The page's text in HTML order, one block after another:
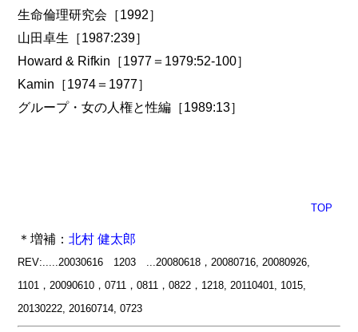
生命倫理研究会［1992］
山田卓生［1987:239］
Howard & Rifkin［1977＝1979:52-100］
Kamin［1974＝1977］
グループ・女の人権と性編［1989:13］
TOP
＊増補：北村 健太郎
REV:.....20030616 1203 ...20080618，20080716, 20080926,
1101，20090610，0711，0811，0822，1218, 20110401, 1015,
20130222, 20160714, 0723